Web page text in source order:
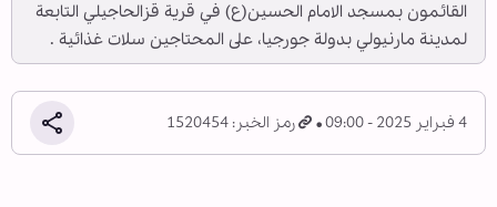
القائمون بمسجد الامام الحسين(ع) في قرية قزالحاجيلي التابعة
لمدينة مارنيولي بدولة جورجيا، على المحتاجين سلات غذائية .
4 فبراير 2025 - 09:00 رمز الخبر: 1520454